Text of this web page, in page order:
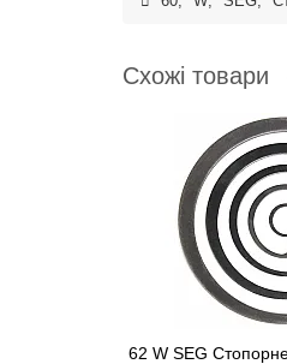
Схожі товари
62 W SEG